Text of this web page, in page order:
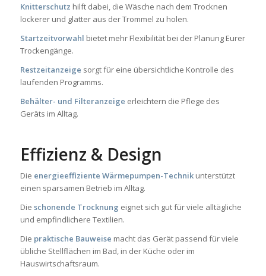
Knitterschutz hilft dabei, die Wäsche nach dem Trocknen
lockerer und glatter aus der Trommel zu holen.
Startzeitvorwahl bietet mehr Flexibilität bei der Planung Eurer
Trockengänge.
Restzeitanzeige sorgt für eine übersichtliche Kontrolle des
laufenden Programms.
Behälter- und Filteranzeige erleichtern die Pflege des
Geräts im Alltag.
Effizienz & Design
Die energieeffiziente Wärmepumpen-Technikunterstützt
einen sparsamen Betrieb im Alltag.
Die schonende Trocknung eignet sich gut für viele alltägliche
und empfindlichere Textilien.
Die praktische Bauweise macht das Gerät passend für viele
übliche Stellflächen im Bad, in der Küche oder im
Hauswirtschaftsraum.